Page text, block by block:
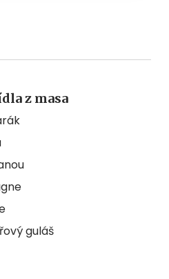
z masa
guláš